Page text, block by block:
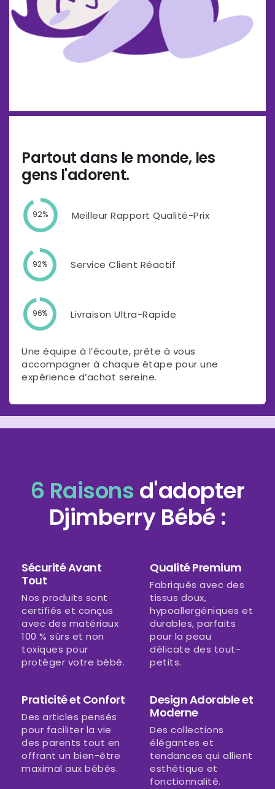
Partout dans le monde, les
gens l'adorent.
92% Meilleur Rapport Qualité-Prix
92% Service Client Réactif
96% Livraison Ultra-Rapide
Une équipe à l’écoute, prête à vous
accompagner à chaque étape pour une
expérience d’achat sereine.
6 Raisons d'adopter
Djimberry Bébé :
Sécurité Avant
Tout
Nos produits sont
certifiés et conçus
avec des matériaux
100 % sûrs et non
toxiques pour
protéger votre bébé.
Qualité Premium
Fabriqués avec des
tissus doux,
hypoallergéniques et
durables, parfaits
pour la peau
délicate des tout-
petits.
Praticité et Confort
Des articles pensés
pour faciliter la vie
des parents tout en
offrant un bien-être
maximal aux bébés.
Design Adorable et
Moderne
Des collections
élégantes et
tendances qui allient
esthétique et
fonctionnalité.